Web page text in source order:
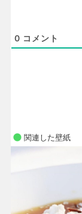
0 コメント
関連した壁紙